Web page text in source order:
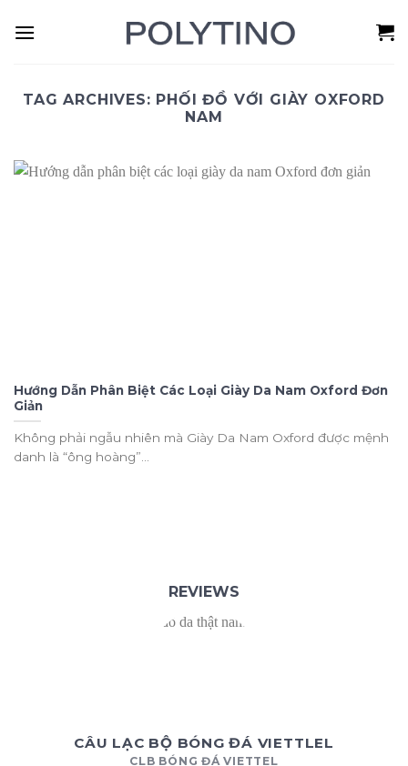
TAG ARCHIVES: PHỐI ĐỒ VỚI GIÀY OXFORD
NAM
Hướng Dẫn Phân Biệt Các Loại Giày Da Nam Oxford Đơn
Giản
Không phải ngẫu nhiên mà Giày Da Nam Oxford được mệnh
danh là “ông hoàng”...
REVIEWS
CÂU LẠC BỘ BÓNG ĐÁ VIETTLEL
CLB BÓNG ĐÁ VIETTEL